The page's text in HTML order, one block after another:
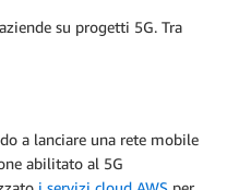
su progetti 5G. Tra
a lanciare una rete mobile
abilitato al 5G